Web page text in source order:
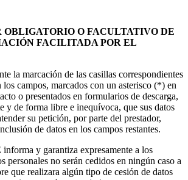
OBLIGATORIO O FACULTATIVO DE
FACILITADA POR EL
la marcación de las casillas correspondientes
los campos, marcados con un asterisco (*) en
o presentados en formularios de descarga,
y de forma libre e inequívoca, que sus datos
su petición, por parte del prestador,
de datos en los campos restantes.
y garantiza expresamente a los
personales no serán cedidos en ningún caso a
que realizara algún tipo de cesión de datos